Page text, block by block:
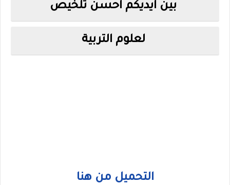
بين ايديكم احسن تلخيص
لعلوم التربية
التحميل من هنا